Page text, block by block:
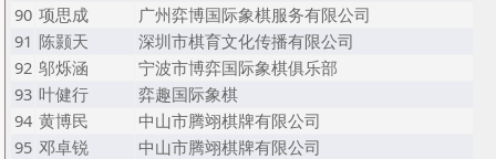
90 项思成
广州弈博国际象棋服务有限公司
91 陈颢天
深圳市棋育文化传播有限公司
92 邬烁涵
宁波市博弈国际象棋俱乐部
93 叶健行
弈趣国际象棋
94 黄博民
中山市腾翊棋牌有限公司
95 邓卓锐
中山市腾翊棋牌有限公司